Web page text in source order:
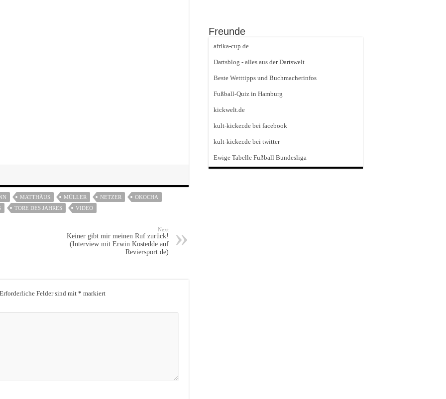
MATTHÄUS MÜLLER NETZER
OKOCHA
TORE DES JAHRES VIDEO
Next
Keiner gibt mir meinen Ruf zurück!
(Interview mit Erwin Kostedde auf
Reviersport.de)
Erforderliche Felder sind mit * markiert
Freunde
afrika-cup.de
Dartsblog - alles aus der Dartswelt
Beste Wetttipps und Buchmacherinfos
Fußball-Quiz in Hamburg
kickwelt.de
kult-kicker.de bei facebook
kult-kicker.de bei twitter
Ewige Tabelle Fußball Bundesliga